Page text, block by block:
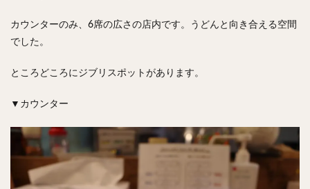
カウンターのみ、6席の広さの店内です。うどんと向き合える空間
でした。
ところどころにジブリスポットがあります。
▼カウンター